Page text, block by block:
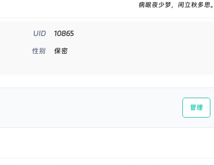
病眠夜少梦，闲立秋多思。
UID 10865
性别 保密
管理